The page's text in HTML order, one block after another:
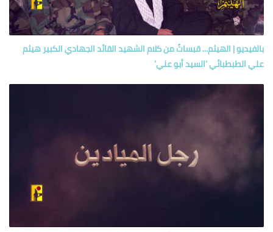
بالفيديو | الهيثم... قبساتٌ من كلام الشهيد القائد الجهادي الكبير هيثم
علي الطبطبائي ’السيد أبو علي’